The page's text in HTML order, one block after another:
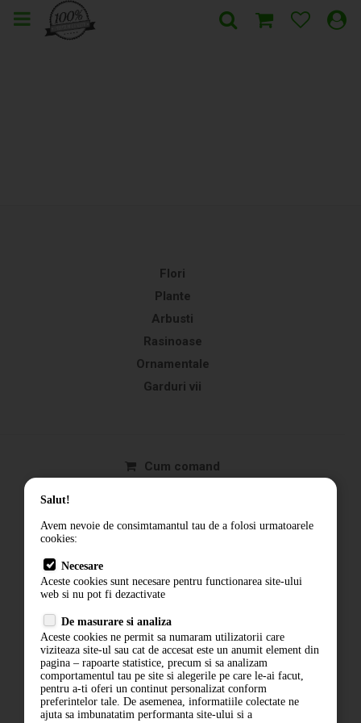
Flori
Plante
Arbusti
Rasinoase
Ornamentale
Garduri vii
Cum comand
Termeni si conditii
ANPC
Termeni si conditii
Politica de confidentialitate
ANPC
Salut!
Avem nevoie de consimtamantul tau de a folosi urmatoarele
cookies:
Necesare
Aceste cookies sunt necesare pentru functionarea site-ului
web si nu pot fi dezactivate
De masurare si analiza
Aceste cookies ne permit sa numaram utilizatorii care
viziteaza site-ul sau cat de accesat este un anumit element din
pagina – rapoarte statistice, precum si sa analizam
comportamentul tau pe site si alegerile pe care le-ai facut,
pentru a-ti oferi un continut personalizat conform
preferintelor tale. De asemenea, informatiile colectate ne
ajuta sa imbunatatim performanta site-ului si a